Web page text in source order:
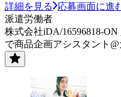
詳細を見る
応募画面に進
派遣労働者
株式会社iDA/16596818-
で商品企画アシスタント